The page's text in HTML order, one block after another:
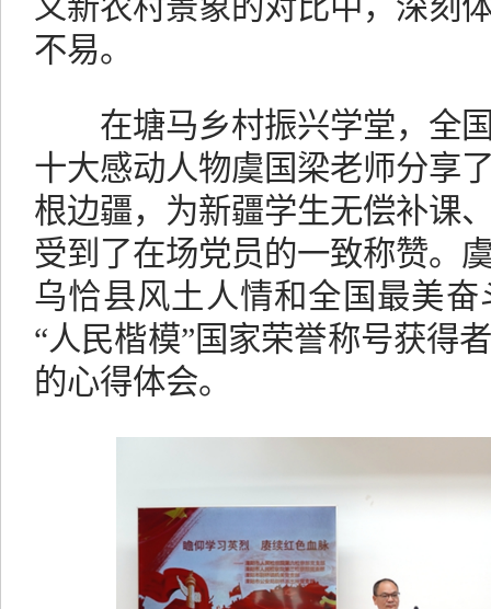
不易。
在塘马乡村振兴学堂，全国
十大感动人物虞国梁老师分享
根边疆，为新疆学生无偿补课
受到了在场党员的一致称赞。
乌恰县风土人情和全国最美
“人民楷模”国家荣誉称号获得
的心得体会。